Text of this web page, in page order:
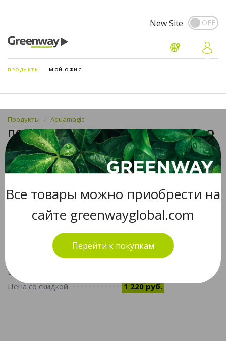
New Site
ПРОДУКТЫ МОЙ ОФИС
Все товары можно приобрести на
сайте greenwayglobal.com
Перейти к покупкам
Продукты Aquamagic
ПОЛОТЕНЦЕ AQUAMAGIC LUXE АВТО
автомобильное, 70 х 55 см
Объём по акции
8.8 PV
Цена
Цена со скидкой
1 220 руб.